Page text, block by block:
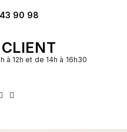
90 98
à 12h et de 14h à 16h30